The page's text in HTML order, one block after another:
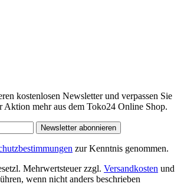
kostenlosen Newsletter und verpassen Sie
Aktion mehr aus dem Toko24 Online Shop.
Newsletter abonnieren
zur Kenntnis genommen.
Mehrwertsteuer zzgl. Versandkosten und
wenn nicht anders beschrieben